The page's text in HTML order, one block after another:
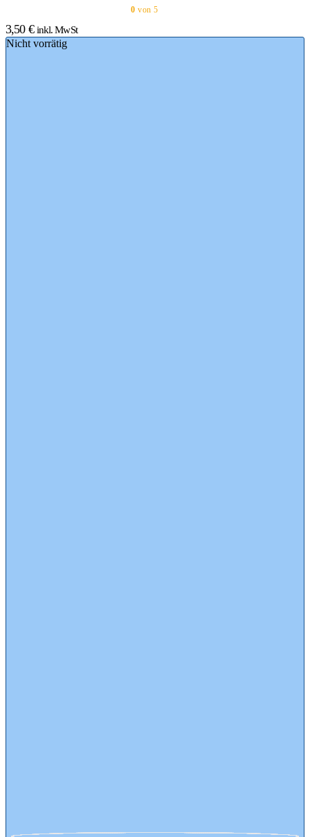
0 von 5
3,50 € inkl. MwSt
Nicht vorrätig